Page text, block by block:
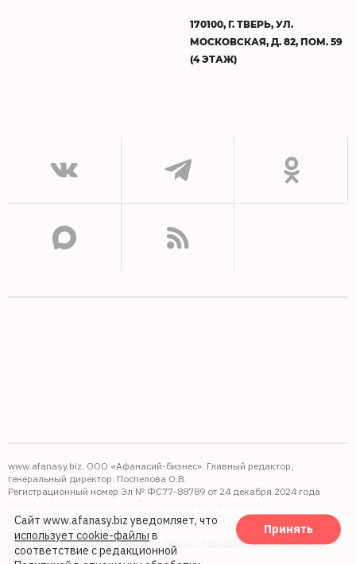
170100, Г. ТВЕРЬ, УЛ.
МОСКОВСКАЯ, Д. 82, ПОМ. 59
(4 ЭТАЖ)
www.afanasy.biz. ООО «Афанасий-бизнес». Главный редактор,
генеральный директор: Поспелова О.В.
Регистрационный номер Эл № ФС77-88789 от 24 декабря 2024 года
Выдано: Федеральная служба по надзору в сфере связи,
информационных технологий и массовых коммуникаций (Роскомнадзор).
Правопреемником АО "Афанасий-бизнес" является ООО "Афанасий-
бизнес"
Сайт www.afanasy.biz уведомляет, что
использует cookie-файлы в
соответствие с редакционной
Принять